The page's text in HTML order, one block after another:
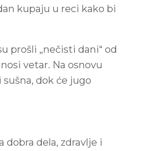
kupaju u reci kako bi
prošli „nečisti dani“ od
vetar. Na osnovu
dok će jugo
dela, zdravlje i